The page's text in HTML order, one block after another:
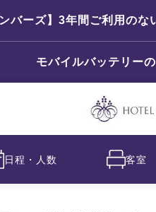
バーズ】3年間ご利用の
モバイルバッテリー
日程・人数 客室